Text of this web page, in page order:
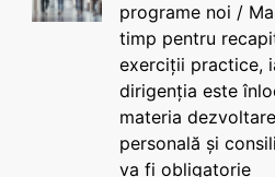
programe noi /
timp pentru
exerciții practice,
dirigenția este
materia dezvoltare
personală și
va fi obligatorie